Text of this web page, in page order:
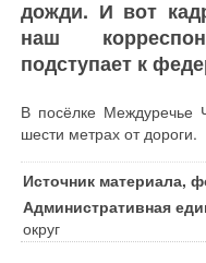
дожди. И вот
наш
подступает к
В посёлке Междуречье
шести метрах от дороги.
Источник материала,
Административная
округ